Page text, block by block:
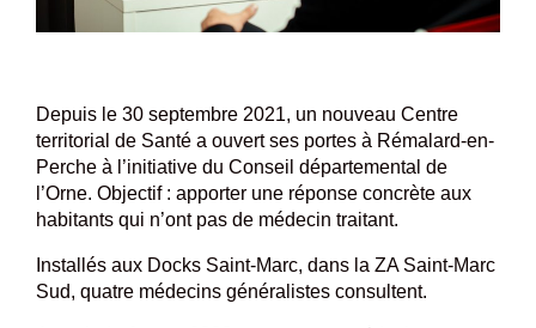
Depuis le 30 septembre 2021, un nouveau Centre
territorial de Santé a ouvert ses portes à Rémalard-en-
Perche à l’initiative du Conseil départemental de
l’Orne. Objectif : apporter une réponse concrète aux
habitants qui n’ont pas de médecin traitant.
Installés aux Docks Saint-Marc, dans la ZA Saint-Marc
Sud, quatre médecins généralistes consultent.